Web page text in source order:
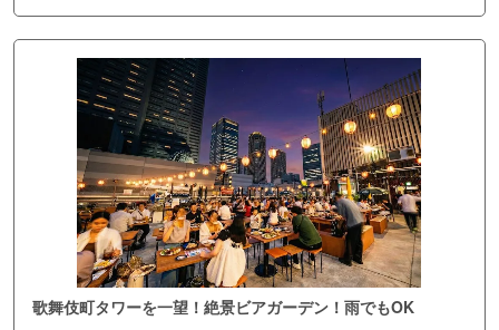
歌舞伎町タワーを一望！絶景ビアガーデン！雨でもOK